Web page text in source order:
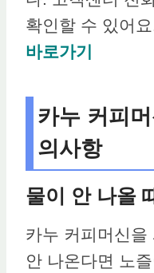
확인할 수 있어
바로가기
카누 커피
의사항
물이 안 나올
카누 커피머신을
안 나온다면 노